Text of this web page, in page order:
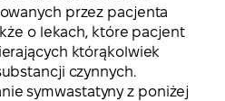
przez pacjenta
o lekach, które pacjent
którąkolwiek
czynnych.
symwastatyny z poniżej